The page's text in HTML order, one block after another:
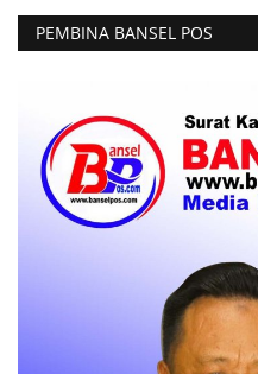
PEMBINA BANSEL POS